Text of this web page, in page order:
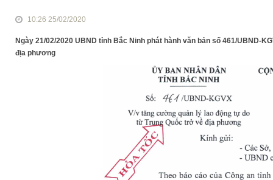
10:26 25/02/2020
Ngày 21/02/2020 UBND tỉnh Bắc Ninh phát hành văn bản số 461/UBND-
địa phương